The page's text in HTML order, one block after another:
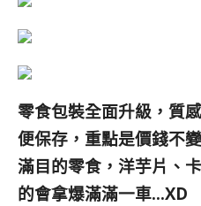
零食包裝全面升級，質
便保存，重點是價錢不
滿目的零食，洋芋片、
的會拿爆滿滿一車…XD